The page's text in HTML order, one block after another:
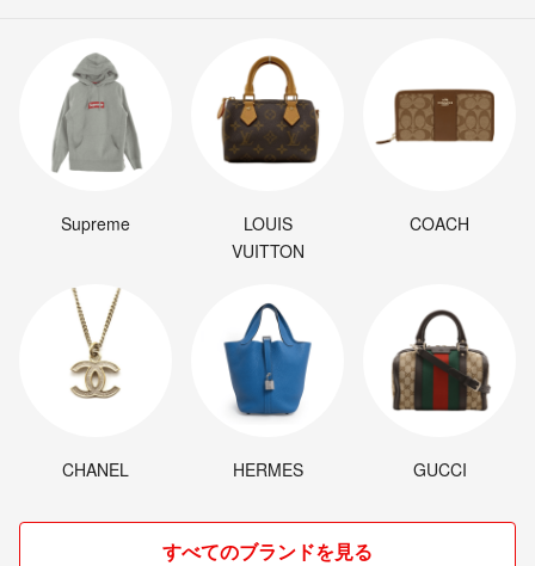
Supreme
LOUIS
VUITTON
COACH
CHANEL HERMES GUCCI
すべてのブランドを見る